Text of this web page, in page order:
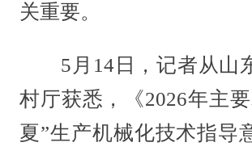
关重要。
5月14日，记者从山
村厅获悉，《2026年主
夏”生产机械化技术指导